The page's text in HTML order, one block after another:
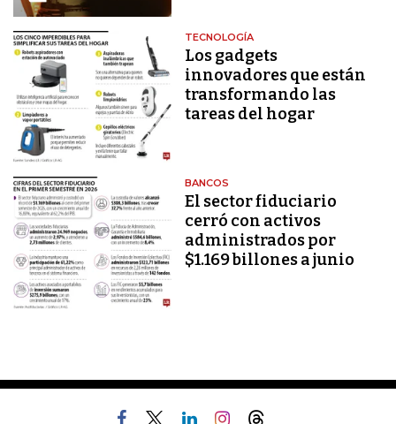
TECNOLOGÍA
Los gadgets
innovadores que están
transformando las
tareas del hogar
BANCOS
El sector fiduciario
cerró con activos
administrados por
$1.169 billones a junio